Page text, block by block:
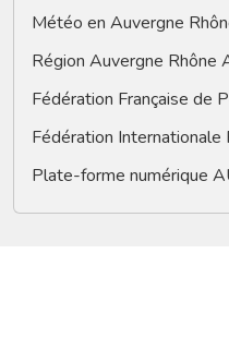
Météo en Auvergne
Région Auvergne Rhône
Fédération Française de
Fédération Internationale
Plate-forme numérique